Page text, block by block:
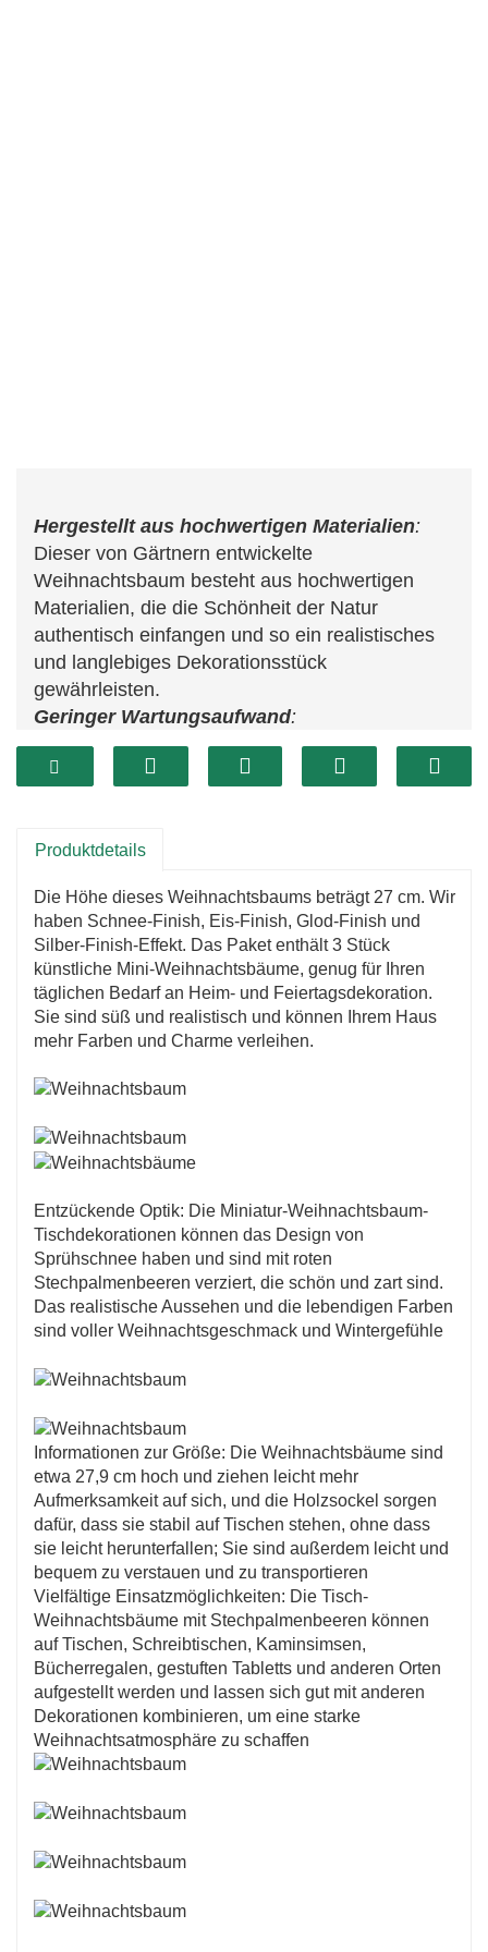
Hergestellt aus hochwertigen Materialien:
Dieser von Gärtnern entwickelte
Weihnachtsbaum besteht aus hochwertigen
Materialien, die die Schönheit der Natur
authentisch einfangen und so ein realistisches
und langlebiges Dekorationsstück
gewährleisten.
Geringer Wartungsaufwand:
Die flexiblen Äste und Stiele des
Weihnachtsbaums können leicht angepasst
anzupassen ist.
Sein attraktiver grüner Farbton macht diese
Kiefer zu einer vielseitigen Wahl für Wohn- und
Büroumgebungen und verleiht jedem Raum
einen Hauch von Eleganz und natürlichem
Charme.
Produktdetails
Die Höhe dieses Weihnachtsbaums beträgt 27 cm. Wir
haben Schnee-Finish, Eis-Finish, Glod-Finish und
Silber-Finish-Effekt. Das Paket enthält 3 Stück
künstliche Mini-Weihnachtsbäume, genug für Ihren
täglichen Bedarf an Heim- und Feiertagsdekoration.
Sie sind süß und realistisch und können Ihrem Haus
mehr Farben und Charme verleihen.
Entzückende Optik: Die Miniatur-Weihnachtsbaum-
Tischdekorationen können das Design von
Sprühschnee haben und sind mit roten
Stechpalmenbeeren verziert, die schön und zart sind.
Das realistische Aussehen und die lebendigen Farben
sind voller Weihnachtsgeschmack und Wintergefühle
Informationen zur Größe: Die Weihnachtsbäume sind
etwa 27,9 cm hoch und ziehen leicht mehr
Aufmerksamkeit auf sich, und die Holzsockel sorgen
dafür, dass sie stabil auf Tischen stehen, ohne dass
sie leicht herunterfallen; Sie sind außerdem leicht und
bequem zu verstauen und zu transportieren
Vielfältige Einsatzmöglichkeiten: Die Tisch-
Weihnachtsbäume mit Stechpalmenbeeren können
auf Tischen, Schreibtischen, Kaminsimsen,
Bücherregalen, gestuften Tabletts und anderen Orten
aufgestellt werden und lassen sich gut mit anderen
Dekorationen kombinieren, um eine starke
Weihnachtsatmosphäre zu schaffen